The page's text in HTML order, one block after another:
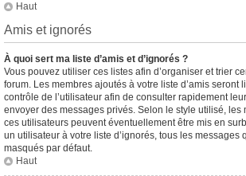
Haut
Amis et ignorés
À quoi sert ma liste d’amis et d’ignorés ?
Vous pouvez utiliser ces listes afin d’organiser et trier
forum. Les membres ajoutés à votre liste d’amis seront
contrôle de l’utilisateur afin de consulter rapidement
envoyer des messages privés. Selon le style utilisé, les
ces utilisateurs peuvent éventuellement être mis en
un utilisateur à votre liste d’ignorés, tous les messages
masqués par défaut.
Haut